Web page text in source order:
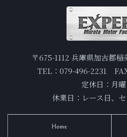
〒675-1112 兵庫県加古郡稲
TEL：079-496-2231
定休日：
休業日：レース日、
Home